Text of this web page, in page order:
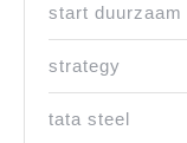
start duurzaam
strategy
tata steel